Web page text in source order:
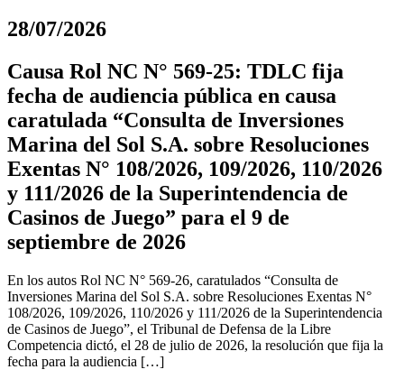
28/07/2026
Causa Rol NC N° 569-25: TDLC fija
fecha de audiencia pública en causa
caratulada “Consulta de Inversiones
Marina del Sol S.A. sobre Resoluciones
Exentas N° 108/2026, 109/2026, 110/2026
y 111/2026 de la Superintendencia de
Casinos de Juego” para el 9 de
septiembre de 2026
En los autos Rol NC N° 569-26, caratulados “Consulta de
Inversiones Marina del Sol S.A. sobre Resoluciones Exentas N°
108/2026, 109/2026, 110/2026 y 111/2026 de la Superintendencia
de Casinos de Juego”, el Tribunal de Defensa de la Libre
Competencia dictó, el 28 de julio de 2026, la resolución que fija la
fecha para la audiencia […]